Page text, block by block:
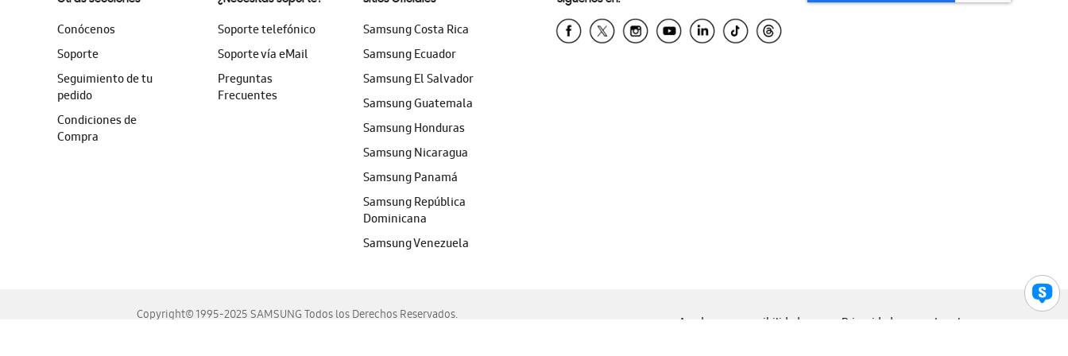
Conócenos
Soporte
Seguimiento de tu
pedido
Condiciones de
Compra
Soporte telefónico
Soporte vía eMail
Preguntas
Frecuentes
Samsung Costa Rica
Samsung Ecuador
Samsung El Salvador
Samsung Guatemala
Samsung Honduras
Samsung Nicaragua
Samsung Panamá
Samsung República
Dominicana
Samsung Venezuela
Copyright© 1995-2025 SAMSUNG Todos los Derechos Reservados.
Ayuda para accesibilidad Privacidad Legal